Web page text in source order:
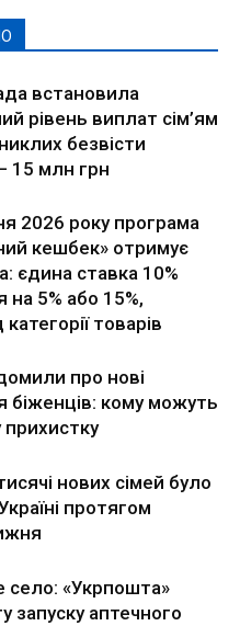
встановила
рівень виплат сім’ям
безвісти
15 млн грн
2026 року програма
кешбек» отримує
єдина ставка 10%
на 5% або 15%,
товарів
про нові
біженців: кому можуть
прихистку
нових сімей було
протягом
село: «Укрпошта»
запуску аптечного